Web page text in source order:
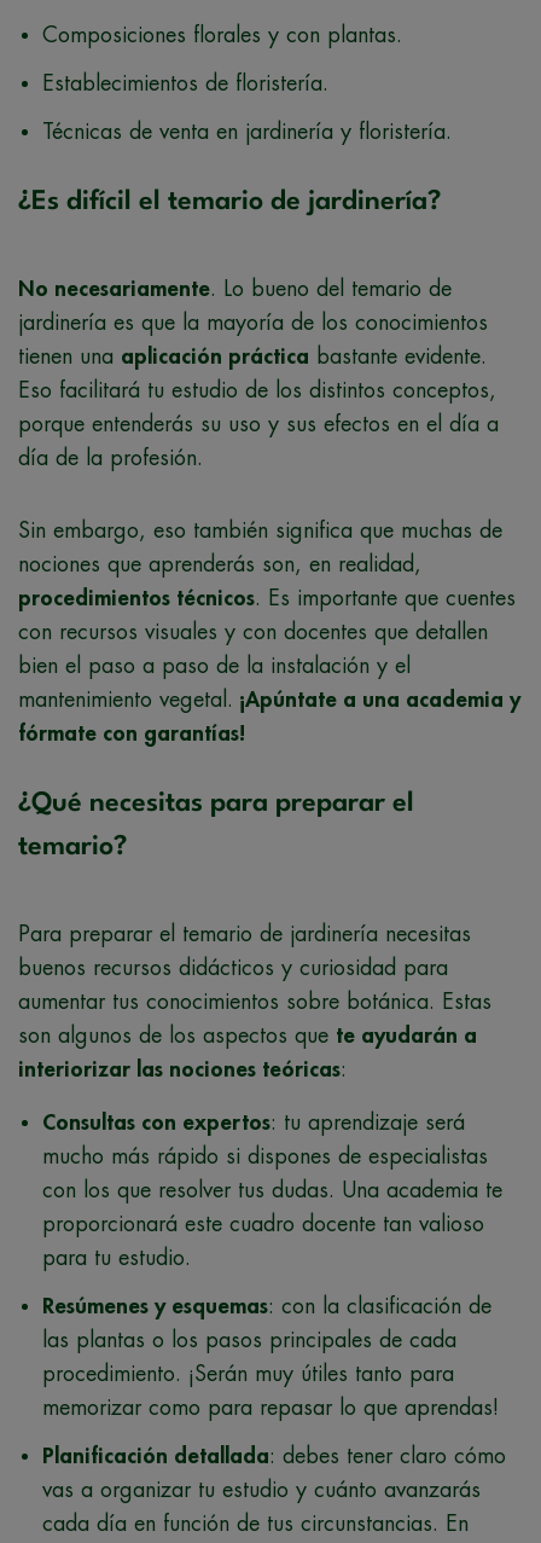
Composiciones florales y con plantas.
Establecimientos de floristería.
Técnicas de venta en jardinería y floristería.
¿Es difícil el temario de jardinería?
No necesariamente. Lo bueno del temario de
jardinería es que la mayoría de los conocimientos
tienen una aplicación práctica bastante evidente.
Eso facilitará tu estudio de los distintos conceptos,
porque entenderás su uso y sus efectos en el día a
día de la profesión.
Sin embargo, eso también significa que muchas de
nociones que aprenderás son, en realidad,
procedimientos técnicos. Es importante que cuentes
con recursos visuales y con docentes que detallen
bien el paso a paso de la instalación y el
mantenimiento vegetal. ¡Apúntate a una academia y
fórmate con garantías!
¿Qué necesitas para preparar el
temario?
Para preparar el temario de jardinería necesitas
buenos recursos didácticos y curiosidad para
aumentar tus conocimientos sobre botánica. Estas
son algunos de los aspectos que te ayudarán a
interiorizar las nociones teóricas:
Consultas con expertos: tu aprendizaje será
mucho más rápido si dispones de especialistas
con los que resolver tus dudas. Una academia te
proporcionará este cuadro docente tan valioso
para tu estudio.
Resúmenes y esquemas: con la clasificación de
las plantas o los pasos principales de cada
procedimiento. ¡Serán muy útiles tanto para
memorizar como para repasar lo que aprendas!
Planificación detallada: debes tener claro cómo
vas a organizar tu estudio y cuánto avanzarás
cada día en función de tus circunstancias. En